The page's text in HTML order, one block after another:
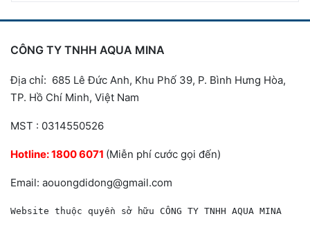
CÔNG TY TNHH AQUA MINA
Địa chỉ: 685 Lê Đức Anh, Khu Phố 39, P. Bình Hưng Hòa,
TP. Hồ Chí Minh, Việt Nam
MST : 0314550526
Hotline:1800 6071 (Miễn phí cước gọi đến)
Email: aouongdidong@gmail.com
Website thuộc quyền sở hữu CÔNG TY TNHH AQUA MINA